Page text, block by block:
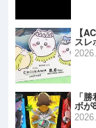
【
ス
「
ボが